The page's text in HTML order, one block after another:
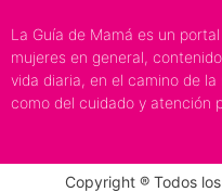
La Guía de Mamá es un
mujeres en general,
vida diaria, en el camino de
como del cuidado y atención
Copyright ® Todos